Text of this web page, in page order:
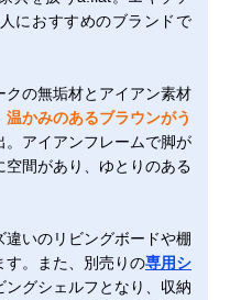
におすすめのブランドで
の無垢材とアイアン素材
温かみのあるブラウンがう
。アイアンフレームで脚が
間があり、ゆとりのある
違いのリビングボードや棚
す。また、別売りの専用シ
ングシェルフとなり、収納